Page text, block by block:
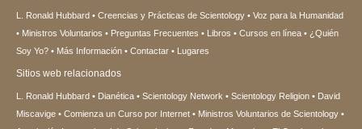
L. Ronald Hubbard Creencias y Prácticas de Scientology
Voz para la Humanidad
Ministros Voluntarios
Preguntas Frecuentes Libros Cursos en línea
¿Quién
Soy Yo?
Más Información Contactar Lugares
Sitios web relacionados
L. Ronald Hubbard Dianética Scientology Network Scientology Religion
David
Miscavige
Comienza un Curso por Internet
Ministros Voluntarios de Scientology